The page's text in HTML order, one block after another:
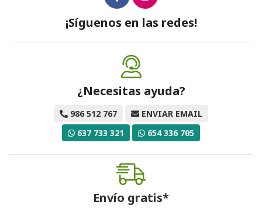
¡Síguenos en las redes!
¿Necesitas ayuda?
986 512 767
ENVIAR EMAIL
637 733 321
654 336 705
Envío gratis*